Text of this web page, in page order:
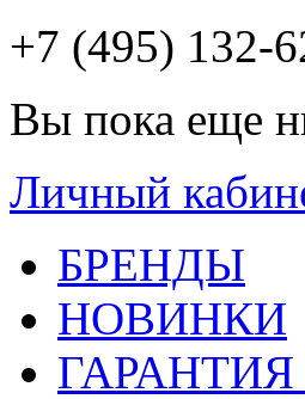
+7 (495) 132-
Вы пока еще
Личный
БРЕНДЫ
НОВИНКИ